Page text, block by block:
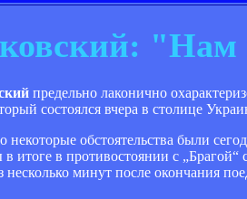
"Нам
предельно лаконично
состоялся вчера в столице
обстоятельства были
итоге в противостоянии с
минут после окончания